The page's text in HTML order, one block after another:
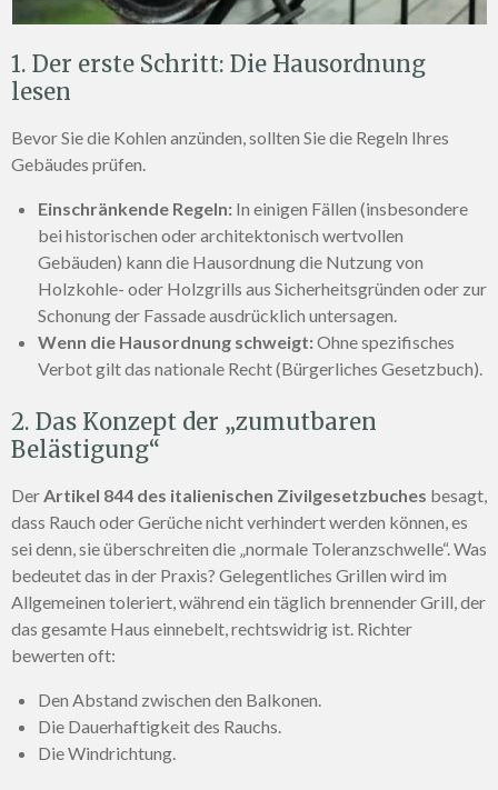
1. Der erste Schritt: Die Hausordnung
lesen
Bevor Sie die Kohlen anzünden, sollten Sie die Regeln Ihres
Gebäudes prüfen.
Einschränkende Regeln: In einigen Fällen (insbesondere
bei historischen oder architektonisch wertvollen
Gebäuden) kann die Hausordnung die Nutzung von
Holzkohle- oder Holzgrills aus Sicherheitsgründen oder zur
Schonung der Fassade ausdrücklich untersagen.
Wenn die Hausordnung schweigt:Ohne spezifisches
Verbot gilt das nationale Recht (Bürgerliches Gesetzbuch).
2. Das Konzept der „zumutbaren
Belästigung“
Der Artikel 844 des italienischen Zivilgesetzbuches besagt,
dass Rauch oder Gerüche nicht verhindert werden können, es
sei denn, sie überschreiten die „normale Toleranzschwelle“. Was
bedeutet das in der Praxis? Gelegentliches Grillen wird im
Allgemeinen toleriert, während ein täglich brennender Grill, der
das gesamte Haus einnebelt, rechtswidrig ist. Richter
bewerten oft:
Den Abstand zwischen den Balkonen.
Die Dauerhaftigkeit des Rauchs.
Die Windrichtung.